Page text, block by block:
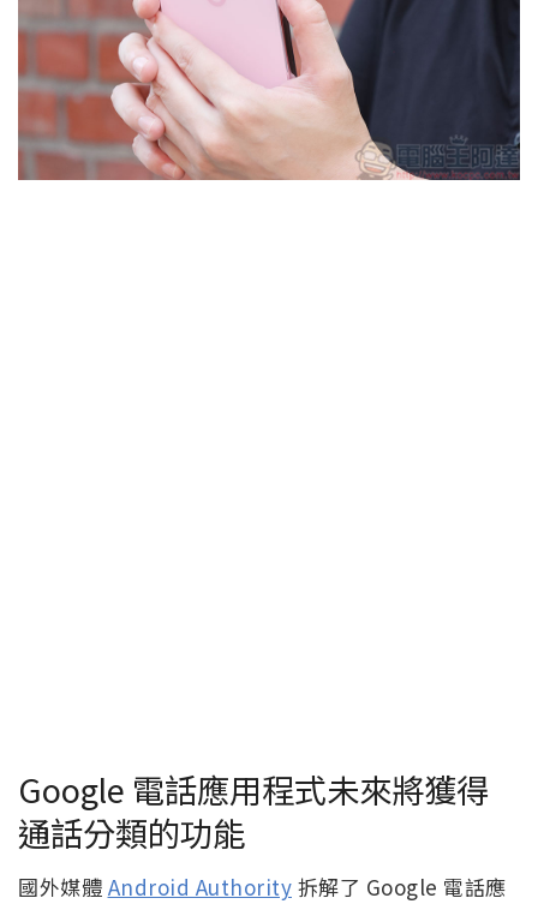
Google 電話應用程式未來將獲得
通話分類的功能
國外媒體 Android Authority 拆解了 Google 電話應